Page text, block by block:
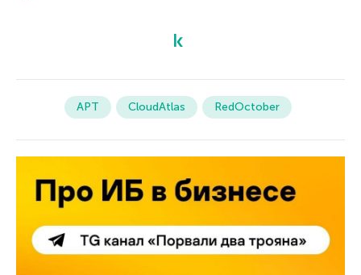
APT CloudAtlas RedOctober